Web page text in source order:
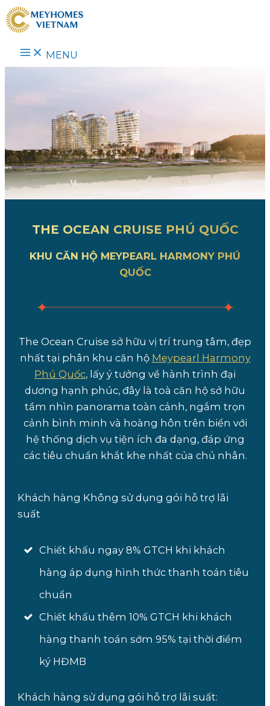
Skip
to
MENU
THE OCEAN CRUISE PHÚ QUỐC
KHU CĂN HỘ MEYPEARL HARMONY PHÚ
QUỐC
The Ocean Cruise sở hữu vị trí trung tâm, đẹp
nhất tại phân khu căn hộ Meypearl Harmony
Phú Quốc, lấy ý tưởng về hành trình đại
dương hạnh phúc, đây là toà căn hộ sở hữu
tầm nhìn panorama toàn cảnh, ngắm trọn
cảnh bình minh và hoàng hôn trên biển với
hệ thống dịch vụ tiện ích đa dạng, đáp ứng
các tiêu chuẩn khắt khe nhất của chủ nhân.
Khách hàng Không sử dụng gói hỗ trợ lãi
suất
Chiết khấu ngay 8% GTCH khi khách
hàng áp dụng hình thức thanh toán tiêu
chuẩn
Chiết khấu thêm 10% GTCH khi khách
hàng thanh toán sớm 95% tại thời điểm
ký HĐMB
Khách hàng sử dụng gói hỗ trợ lãi suất: